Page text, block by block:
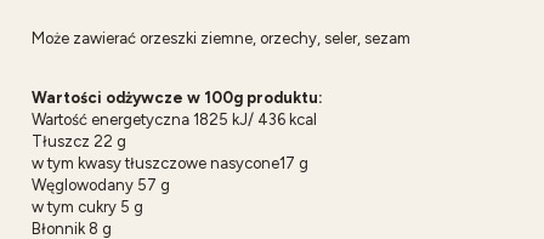
Może zawierać orzeszki ziemne, orzechy, seler, sezam
Wartości odżywcze w 100g produktu:
Wartość energetyczna 1825 kJ/ 436 kcal
Tłuszcz 22 g
w tym kwasy tłuszczowe nasycone17 g
Węglowodany 57 g
w tym cukry 5 g
Błonnik 8 g